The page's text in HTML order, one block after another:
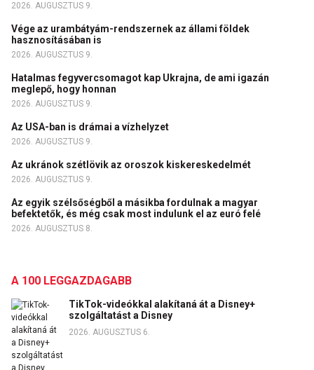
2026. AUGUSZTUS 9.
Vége az urambátyám-rendszernek az állami földek
hasznosításában is
2026. AUGUSZTUS 9.
Hatalmas fegyvercsomagot kap Ukrajna, de ami igazán
meglepő, hogy honnan
2026. AUGUSZTUS 9.
Az USA-ban is drámai a vízhelyzet
2026. AUGUSZTUS 9.
Az ukránok szétlövik az oroszok kiskereskedelmét
2026. AUGUSZTUS 9.
Az egyik szélsőségből a másikba fordulnak a magyar
befektetők, és még csak most indulunk el az euró felé
2026. AUGUSZTUS 8.
A 100 LEGGAZDAGABB
TikTok-videókkal alakítaná át a Disney+
szolgáltatást a Disney
2026. AUGUSZTUS 6.